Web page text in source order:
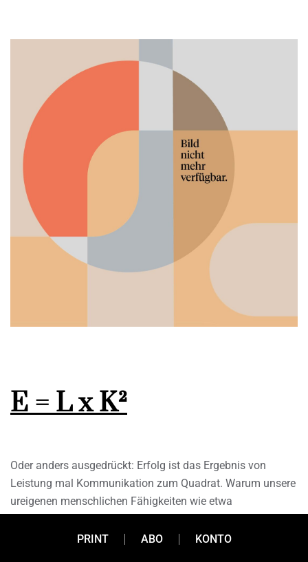
E = L x K²
Oder anders ausgedrückt: Erfolg ist das Ergebnis von
Leistung mal Kommunikation zum Quadrat. Warum unsere
ureigenen menschlichen Fähigkeiten wie etwa
Aufschwung der Künstlichen Intelligenz relevant zu bleiben,
PRINT ABO KONTO